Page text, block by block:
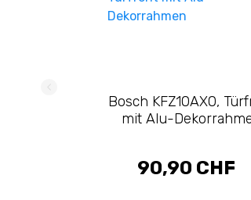
Bosch KFZ10AX0,
mit Alu-
90,90 CHF